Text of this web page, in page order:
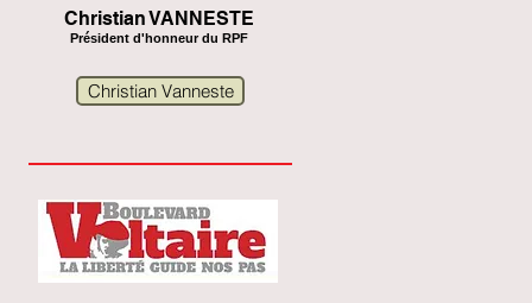
Christian VANNESTE
Président d'honneur du RPF
Christian Vanneste